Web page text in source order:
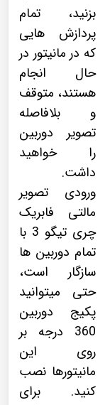
بزنید، تمام
پردازش هایی
که در مانیتور در
حال انجام
هستند، متوقف
و بلافاصله
تصویر دوربین
را خواهید
داشت.
ورودی تصویر
مالتی فابریک
چری تیگو 3 با
تمام دوربین ها
سازگار است،
حتی میتوانید
پکیج دوربین
360 درجه
بر
روی این
مانیتورها نصب
کنید. برای